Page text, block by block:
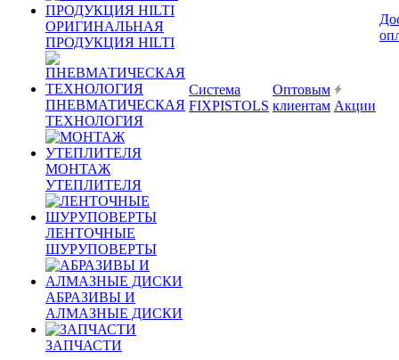
ОРИГИНАЛЬНАЯ
ПРОДУКЦИЯ HILTI
ПНЕВМАТИЧЕСКАЯ
ТЕХНОЛОГИЯ
МОНТАЖ
УТЕПЛИТЕЛЯ
ЛЕНТОЧНЫЕ
ШУРУПОВЕРТЫ
АБРАЗИВЫ И
АЛМАЗНЫЕ ДИСКИ
ЗАПЧАСТИ
Система
FIXPISTOLS
Оптовым
клиентам Акции